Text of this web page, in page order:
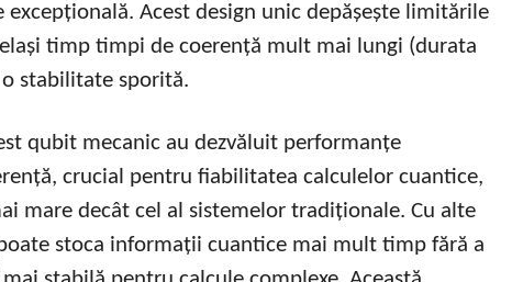
excepțională. Acest design unic depășește limitările
timp timpi de coerență mult mai lungi (durata
stabilitate sporită.
qubit mecanic au dezvăluit performanțe
crucial pentru fiabilitatea calculelor cuantice,
mare decât cel al sistemelor tradiționale. Cu alte
stoca informații cuantice mai mult timp fără a